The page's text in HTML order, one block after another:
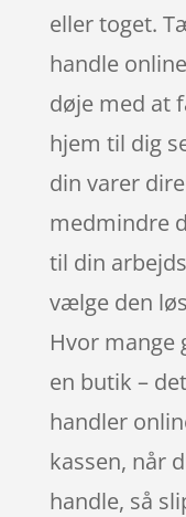
eller toget.
handle
døje med at
hjem til dig
din varer
medmindre
til din
vælge den
Hvor mange
en butik –
handler
kassen, når
handle, så